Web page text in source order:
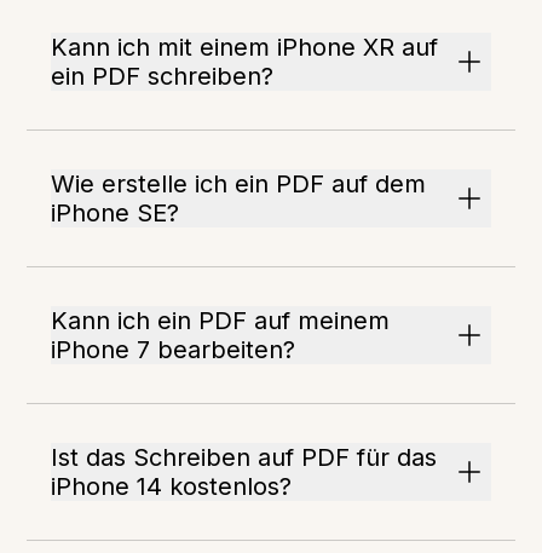
Kann ich mit einem iPhone XR auf
ein PDF schreiben?
Wie erstelle ich ein PDF auf dem
iPhone SE?
Kann ich ein PDF auf meinem
iPhone 7 bearbeiten?
Ist das Schreiben auf PDF für das
iPhone 14 kostenlos?